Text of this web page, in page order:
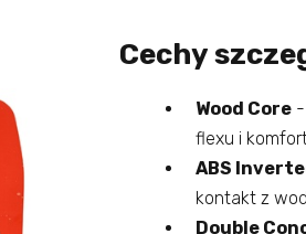
Cechy
Wood Core-
flexu i
ABS
kontakt z
Double